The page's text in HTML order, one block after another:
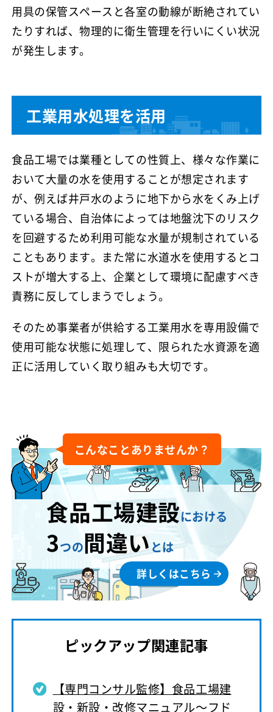
用具の保管スペースと各室の動線が断絶されてい
たりすれば、物理的に衛生管理を行いにくい状況
が発生します。
工業用水処理を活用
食品工場では業種としての性質上、様々な作業に
おいて大量の水を使用することが想定されます
が、例えば井戸水のように地下から水をくみ上げ
ている場合、自治体によっては地盤沈下のリスク
を回避するため利用可能な水量が規制されている
こともあります。また常に水道水を使用するとコ
ストが増大する上、企業として環境に配慮すべき
責務に反してしまうでしょう。
そのため事業者が供給する工業用水を専用設備で
使用可能な状態に処理して、限られた水資源を適
正に活用していく取り組みも大切です。
こんなことありませんか？
食品工場建設における
3つの間違いとは
詳しくはこちら
ピックアップ関連記事
【専門コンサル監修】食品工場建
設・新設・改修マニュアル～フド